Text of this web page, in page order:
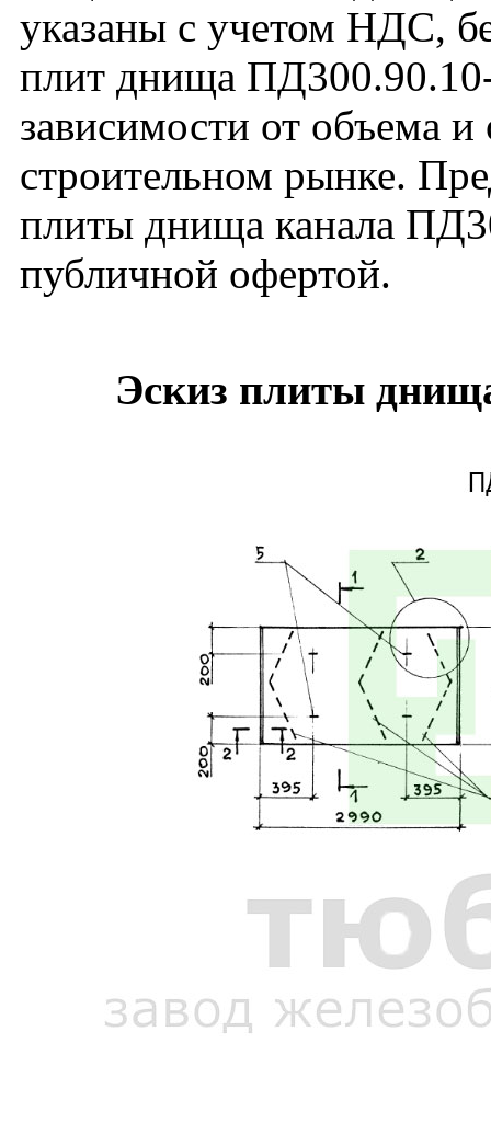
указаны с учетом НДС,
плит днища
зависимости от объема
строительном рынке.
плиты днища канала
публичной офертой.
Эскиз плиты